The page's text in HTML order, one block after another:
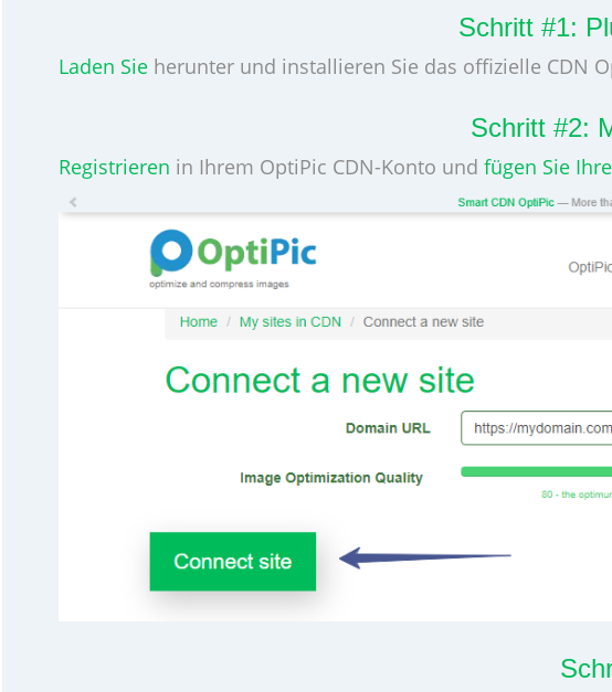
Schritt #1:
Laden Sieherunter und installieren Sie das offizielle CDN
Schritt #2:
Registrieren in Ihrem OptiPic CDN-Konto und fügen Sie